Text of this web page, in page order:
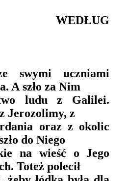
WEDŁUG
swymi uczniami
A szło za Nim
ludu z Galilei.
Jerozolimy, z
oraz z okolic
do Niego
na wieść o Jego
Toteż polecił